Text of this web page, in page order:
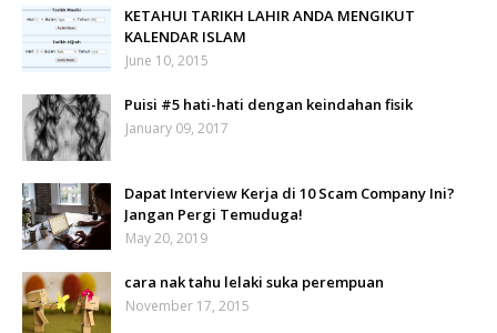
KETAHUI TARIKH LAHIR ANDA MENGIKUT
KALENDAR ISLAM
June 10, 2015
Puisi #5 hati-hati dengan keindahan fisik
January 09, 2017
Dapat Interview Kerja di 10 Scam Company Ini?
Jangan Pergi Temuduga!
May 20, 2019
cara nak tahu lelaki suka perempuan
November 17, 2015